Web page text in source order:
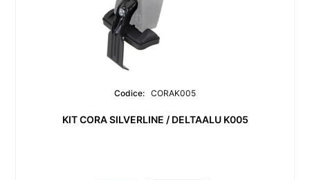
Codice: CORAK005
KIT CORA SILVERLINE / DELTAALU K005